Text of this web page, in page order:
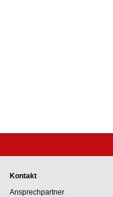
Kontakt
Ansprechpartner